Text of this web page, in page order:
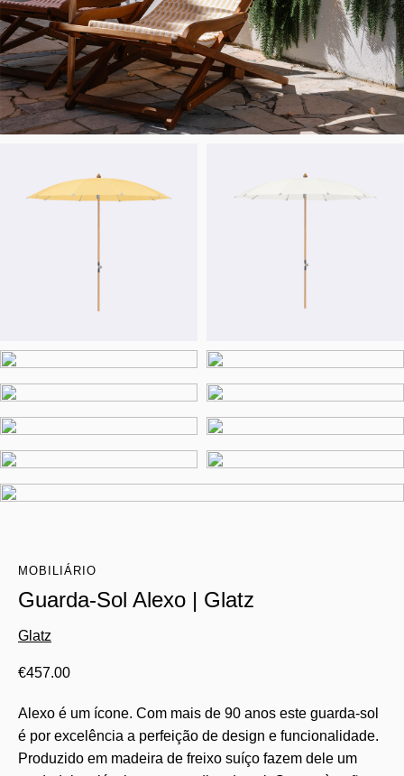
MOBILIÁRIO
Guarda-Sol Alexo | Glatz
Glatz
€457.00
Alexo é um ícone. Com mais de 90 anos este guarda-sol
é por excelência a perfeição de design e funcionalidade.
Produzido em madeira de freixo suíço fazem dele um